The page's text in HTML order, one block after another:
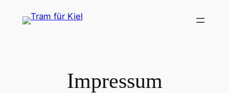
Inhalt
Impressum